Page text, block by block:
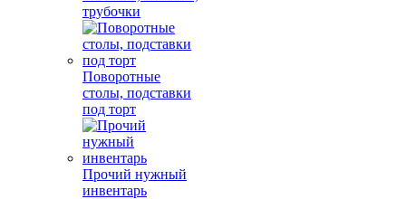
трубочки
Поворотные
столы, подставки
под торт
Прочий нужный
инвентарь